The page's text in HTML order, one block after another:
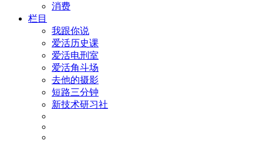
消费
栏目
我跟你说
爱活历史课
爱活电刑室
爱活角斗场
去他的摄影
短路三分钟
新技术研习社